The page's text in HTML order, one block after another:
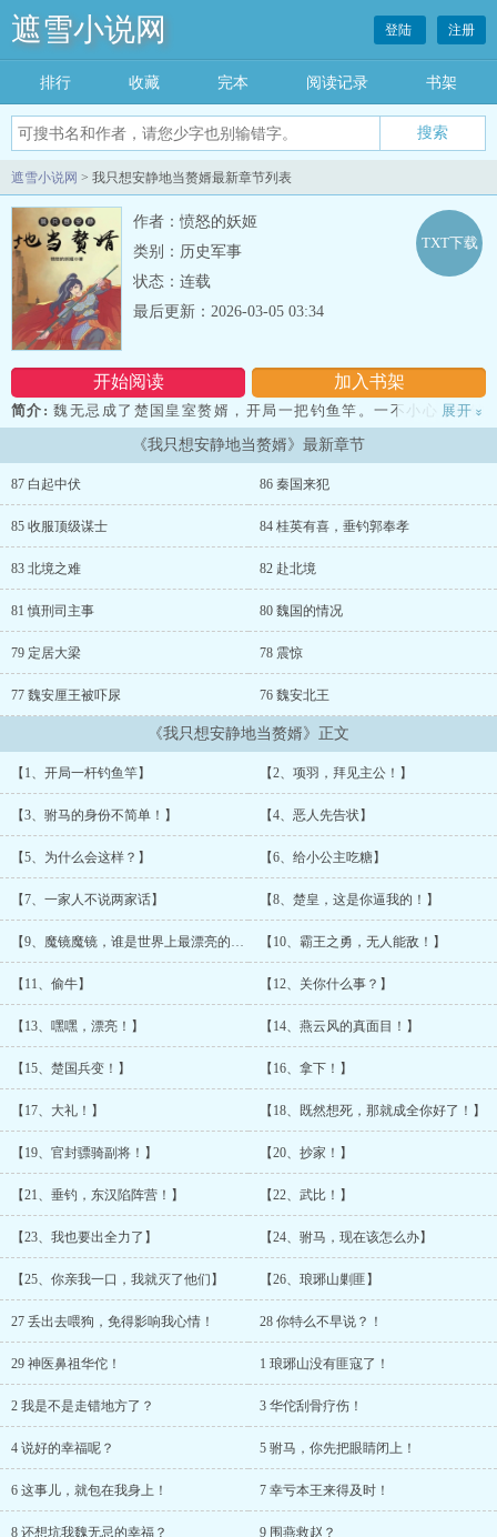
遮雪小说网 登陆 注册
排行 收藏 完本 阅读记录 书架
遮雪小说网 > 我只想安静地当赘婿最新章节列表
作者：愤怒的妖姬
类别：历史军事
状态：连载
开始阅读 加入书架
TXT下载
最后更新：2026-03-05 03:34
简介: 魏无忌成了楚国皇室赘婿，开局一把钓鱼竿。一不小心，垂钓
出了一百位大能。 外科鼻祖华佗、西楚霸王、诗仙剑李白…看着麾
下这些牛人，魏无忌望天长叹：“我只想安静的当赘婿，奈何实力不允
许啊…我太难了！”...
展开 »
《我只想安静地当赘婿》最新章节
87 白起中伏 86 秦国来犯
85 收服顶级谋士 84 桂英有喜，垂钓郭奉孝
83 北境之难 82 赴北境
81 慎刑司主事 80 魏国的情况
79 定居大梁 78 震惊
77 魏安厘王被吓尿 76 魏安北王
《我只想安静地当赘婿》正文
【1、开局一杆钓鱼竿】 【2、项羽，拜见主公！】
【3、驸马的身份不简单！】 【4、恶人先告状】
【5、为什么会这样？】 【6、给小公主吃糖】
【7、一家人不说两家话】 【8、楚皇，这是你逼我的！】
【9、魔镜魔镜，谁是世界上最漂亮的人？】 【10、霸王之勇，无人能敌！】
【11、偷牛】 【12、关你什么事？】
【13、嘿嘿，漂亮！】 【14、燕云风的真面目！】
【15、楚国兵变！】 【16、拿下！】
【17、大礼！】 【18、既然想死，那就成全你好了！】
【19、官封骠骑副将！】 【20、抄家！】
【21、垂钓，东汉陷阵营！】 【22、武比！】
【23、我也要出全力了】 【24、驸马，现在该怎么办】
【25、你亲我一口，我就灭了他们】 【26、琅琊山剿匪】
27 丢出去喂狗，免得影响我心情！ 28 你特么不早说？！
29 神医鼻祖华佗！ 1 琅琊山没有匪寇了！
2 我是不是走错地方了？ 3 华佗刮骨疗伤！
4 说好的幸福呢？ 5 驸马，你先把眼睛闭上！
6 这事儿，就包在我身上！ 7 幸亏本王来得及时！
8 还想坑我魏无忌的幸福？ 9 围燕救赵？